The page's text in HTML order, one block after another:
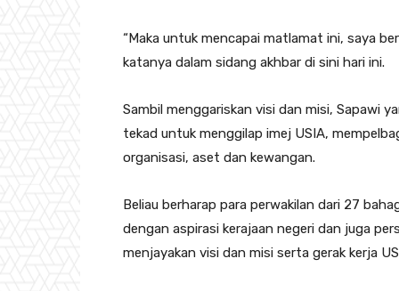
“Maka untuk mencapai matlamat ini, saya
katanya dalam sidang akhbar di sini hari ini.
Sambil menggariskan visi dan misi, Sapawi
tekad untuk menggilap imej USIA,
organisasi, aset dan kewangan.
Beliau berharap para perwakilan dari 27
dengan aspirasi kerajaan negeri dan juga
menjayakan visi dan misi serta gerak kerja